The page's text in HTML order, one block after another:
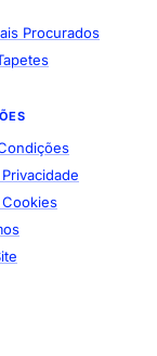
Procurados